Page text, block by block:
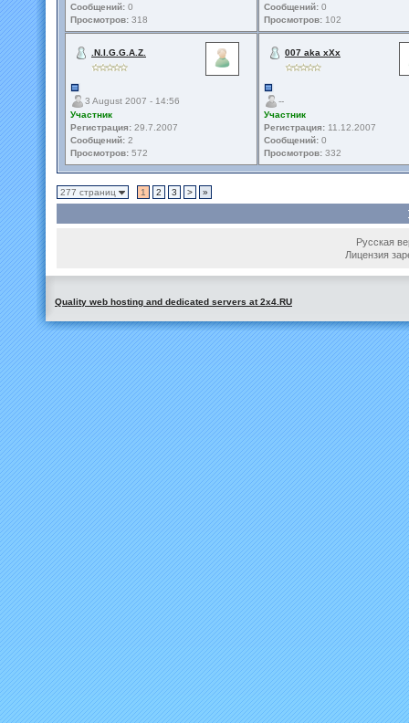
Сообщений: 0
Просмотров: 318
Сообщений: 0
Просмотров: 102
.N.I.G.G.A.Z.
3 August 2007 - 14:56
Участник
Регистрация: 29.7.2007
Сообщений: 2
Просмотров: 572
007 aka xXx
--
Участник
Регистрация: 11.12.2007
Сообщений: 0
Просмотров: 332
277 страниц 1 2 3 > »
Русская
Лицензия
Quality web hosting and dedicated servers at 2x4.RU